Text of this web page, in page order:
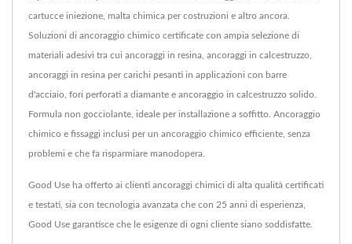
cartucce iniezione, malta chimica per costruzioni e altro ancora.
Soluzioni di ancoraggio chimico certificate con ampia selezione di
materiali adesivi tra cui ancoraggi in resina, ancoraggi in calcestruzzo,
ancoraggi in resina per carichi pesanti in applicazioni con barre
d'acciaio, fori perforati a diamante e ancoraggio in calcestruzzo solido.
Formula non gocciolante, ideale per installazione a soffitto. Ancoraggio
chimico e fissaggi inclusi per un ancoraggio chimico efficiente, senza
problemi e che fa risparmiare manodopera.
Good Use ha offerto ai clienti ancoraggi chimici di alta qualità certificati
e testati, sia con tecnologia avanzata che con 25 anni di esperienza,
Good Use garantisce che le esigenze di ogni cliente siano soddisfatte.